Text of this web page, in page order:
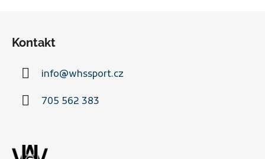
Kontakt
info@whssport.cz
705 562 383